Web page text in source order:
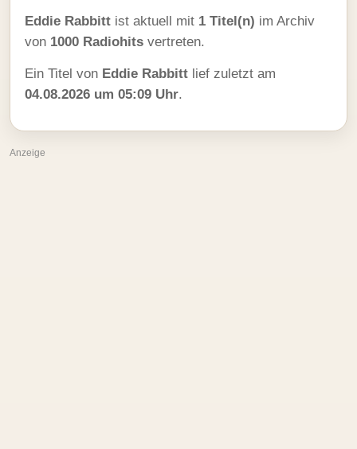
Eddie Rabbitt ist aktuell mit 1 Titel(n) im Archiv
von 1000 Radiohits vertreten.
Ein Titel von Eddie Rabbitt lief zuletzt am
04.08.2026 um 05:09 Uhr.
Anzeige